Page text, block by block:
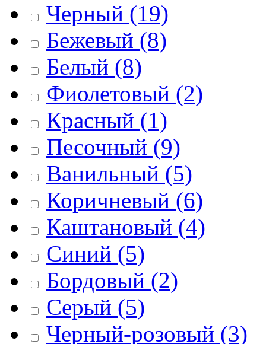
Черный (19)
Бежевый (8)
Белый (8)
Фиолетовый (2)
Красный (1)
Песочный (9)
Ванильный (5)
Коричневый (6)
Каштановый (4)
Синий (5)
Бордовый (2)
Серый (5)
Черный-розовый (3)